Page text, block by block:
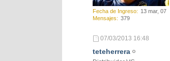
Fecha de Ingreso
13 mar, 07
Mensajes
379
07/03/2013 16:48
teteherrera